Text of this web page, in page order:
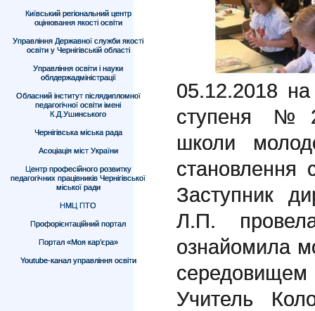
Київський регіональний центр
оцінювання якості освіти
Управління Державної служби якості
освіти у Чернігівській області
Управління освіти і науки
облдержадміністрації
Обласний інститут післядипломної
педагогічної освіти імені
К.Д.Ушинського
Чернігівська міська рада
Асоціація міст України
Центр професійного розвитку
педагогічних працівників Чернігівської
міської ради
НМЦ ПТО
Профорієнтаційний портал
Портал «Моя кар’єра»
Youtube-канал управління освіти
05.12.2018 на
ступеня
школи
становлення
Заступник
Л.П.
ознайомила
Учитель